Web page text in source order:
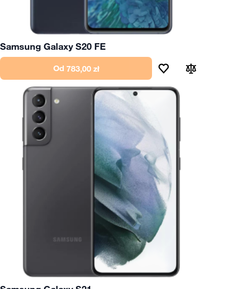
Samsung Galaxy S20 FE
Od 783,00 zł